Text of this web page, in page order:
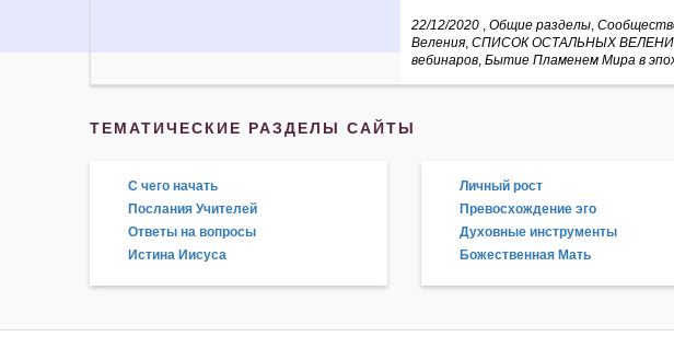
22/12/2020 , Общие разделы,
Веления, СПИСОК ОСТАЛЬНЫХ
вебинаров, Бытие Пламенем Мира в
ТЕМАТИЧЕСКИЕ РАЗДЕЛЫ САЙТЫ
С чего начать
Послания Учителей
Ответы на вопросы
Истина Иисуса
Личный рост
Превосхождение эго
Духовные инструменты
Божественная Мать